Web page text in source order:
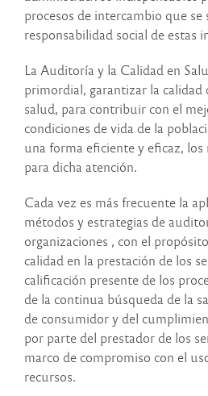
procesos de intercambio que se
responsabilidad social de estas
La Auditoría y la Calidad en
primordial, garantizar la calidad
salud, para contribuir con el
condiciones de vida de la
una forma eficiente y eficaz, los
para dicha atención.
Cada vez es más frecuente la
métodos y estrategias de
organizaciones , con el
calidad en la prestación de los
calificación presente de los
de la continua búsqueda de la
de consumidor y del
por parte del prestador de los
marco de compromiso con el
recursos.